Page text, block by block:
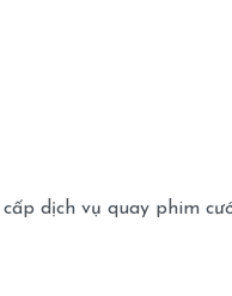
dịch vụ quay phim